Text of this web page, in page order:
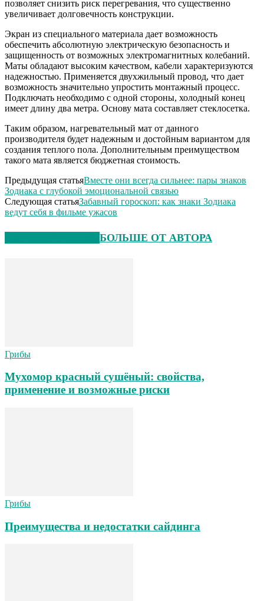
позволяет снизить риск перегревания, что существенно
увеличивает долговечность конструкции.
Экран из специального материала дает возможность
обеспечить абсолютную электрическую безопасность и
защищенность от возможных электромагнитных колебаний.
Маты обладают высоким качеством, кабели характеризуются
надежностью. Применяется двухжильный провод, что дает
возможность значительно упростить монтажный процесс.
Подключать необходимо с одной стороны, холодный конец
имеет длину два метра. Основу мата составляет стеклосетка.
Таким образом, нагревательный мат от данного
производителя будет надежным и достойным вариантом для
создания теплого пола. Дополнительным преимуществом
такого мата является бюджетная стоимость.
Предыдущая статьяВместе они всегда сильнее: пары знаков
Зодиака с глубокой эмоциональной связью
Следующая статьяЗабавный гороскоп: как знаки Зодиака
ведут себя в фильме ужасов
БОЛЬШЕ ОТ АВТОРА
Грибы
Мухомор красный сушёный: свойства,
применение и возможные риски
Грибы
Преимущества и недостатки сайдинга